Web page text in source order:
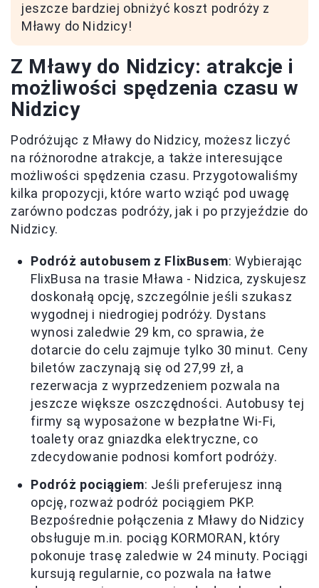
jeszcze bardziej obniżyć koszt podróży z
Mławy do Nidzicy!
Z Mławy do Nidzicy: atrakcje i
możliwości spędzenia czasu w
Nidzicy
Podróżując z Mławy do Nidzicy, możesz liczyć
na różnorodne atrakcje, a także interesujące
możliwości spędzenia czasu. Przygotowaliśmy
kilka propozycji, które warto wziąć pod uwagę
zarówno podczas podróży, jak i po przyjeździe do
Nidzicy.
Podróż autobusem z FlixBusem: Wybierając
FlixBusa na trasie Mława - Nidzica, zyskujesz
doskonałą opcję, szczególnie jeśli szukasz
wygodnej i niedrogiej podróży. Dystans
wynosi zaledwie 29 km, co sprawia, że
dotarcie do celu zajmuje tylko 30 minut. Ceny
biletów zaczynają się od 27,99 zł, a
rezerwacja z wyprzedzeniem pozwala na
jeszcze większe oszczędności. Autobusy tej
firmy są wyposażone w bezpłatne Wi-Fi,
toalety oraz gniazdka elektryczne, co
zdecydowanie podnosi komfort podróży.
Podróż pociągiem: Jeśli preferujesz inną
opcję, rozważ podróż pociągiem PKP.
Bezpośrednie połączenia z Mławy do Nidzicy
obsługuje m.in. pociąg KORMORAN, który
pokonuje trasę zaledwie w 24 minuty. Pociągi
kursują regularnie, co pozwala na łatwe